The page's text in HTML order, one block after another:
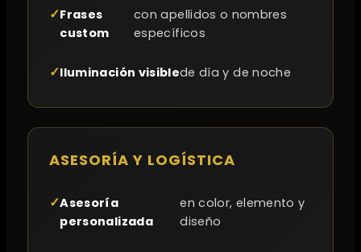
Frases
custom
con apellidos o nombres
específicos
Iluminación visiblede día y de noche
ASESORÍA Y LOGÍSTICA
Asesoría
personalizada
en color, elemento y
diseño